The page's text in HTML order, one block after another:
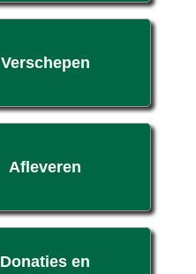
Verschepen
Afleveren
Donaties en